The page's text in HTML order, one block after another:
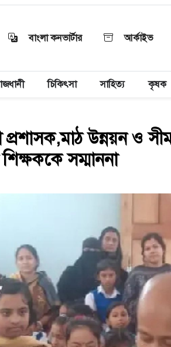
বাংলা কনভার্টার আর্কাইভ
চিকিৎসা সাহিত্য কৃষক
উন্নয়ন ও
সম্মাননা